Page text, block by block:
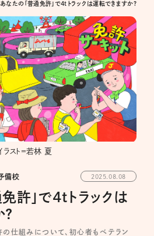
あなたの「普通免許」で4tトラックは運転できますか?
スト＝若林 夏
備校 2025.08.08
許」で4tトラックは
?
仕組みについて、初心者もベテラン